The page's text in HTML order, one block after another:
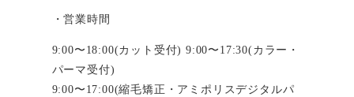
・営業時間
9:00〜18:00(カット受付) 9:00〜17:30(カラー・
パーマ受付)
9:00〜17:00(縮毛矯正・アミポリスデジタルパ